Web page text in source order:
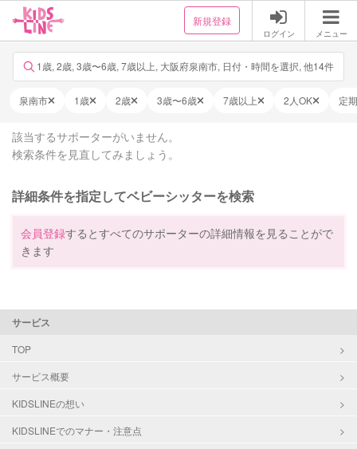
新規登録
ログイン メニュー
1歳, 2歳, 3歳〜6歳, 7歳以上, 大阪府泉南市, 日付・時間を選択, 他14件
泉南市 1歳 2歳 3歳〜6歳 7歳以上 2人OK 定
該当するサポーターがいません。
検索条件を見直してみましょう。
詳細条件を指定してベビーシッターを検索
会員登録するとすべてのサポーターの詳細情報を見ることがで
きます
サービス
TOP
サービス概要
KIDSLINEの想い
KIDSLINEでのマナー・注意点